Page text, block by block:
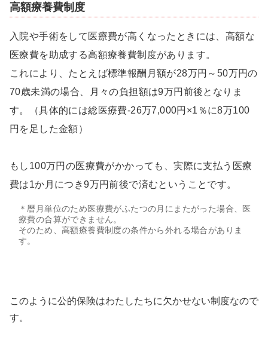
高額療養費制度
入院や手術をして医療費が高くなったときには、高額な
医療費を助成する高額療養費制度があります。
これにより、たとえば標準報酬月額が28万円～50万円の
70歳未満の場合、月々の負担額は9万円前後となりま
す。（具体的には総医療費-26万7,000円×1％に8万100
円を足した金額）
もし100万円の医療費がかかっても、実際に支払う医療
費は1か月につき9万円前後で済むということです。
＊暦月単位のため医療費がふたつの月にまたがった場合、医
療費の合算ができません。
そのため、高額療養費制度の条件から外れる場合がありま
す。
このように公的保険はわたしたちに欠かせない制度なので
す。